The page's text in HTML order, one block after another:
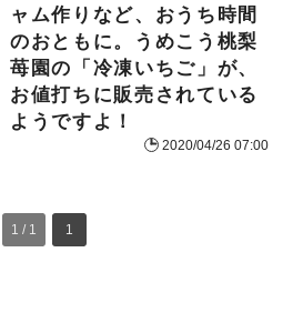
ャム作りなど、おうち時間
のおともに。うめこう桃梨
苺園の「冷凍いちご」が、
お値打ちに販売されている
ようですよ！
2020/04/26 07:00
1 / 1 1